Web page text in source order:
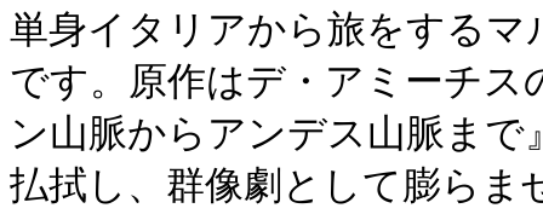
単身イタリアから旅をする
です。原作はデ・アミーチ
ン山脈からアンデス山脈ま
払拭し、群像劇として膨ら